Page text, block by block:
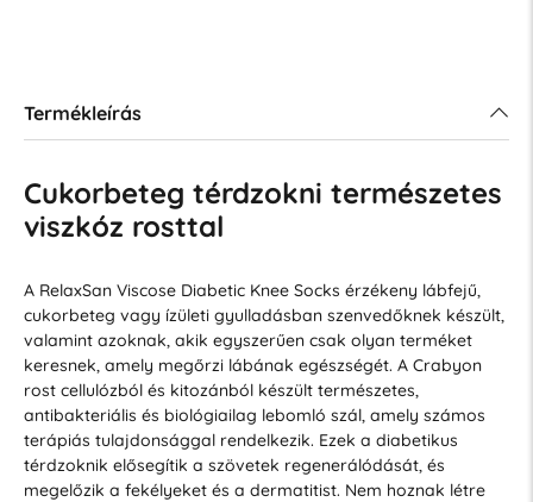
Termékleírás
Cukorbeteg térdzokni természetes
viszkóz rosttal
A RelaxSan Viscose Diabetic Knee Socks érzékeny lábfejű,
cukorbeteg vagy ízületi gyulladásban szenvedőknek készült,
valamint azoknak, akik egyszerűen csak olyan terméket
keresnek, amely megőrzi lábának egészségét. A Crabyon
rost cellulózból és kitozánból készült természetes,
antibakteriális és biológiailag lebomló szál, amely számos
terápiás tulajdonsággal rendelkezik. Ezek a diabetikus
térdzoknik elősegítik a szövetek regenerálódását, és
megelőzik a fekélyeket és a dermatitist. Nem hoznak létre